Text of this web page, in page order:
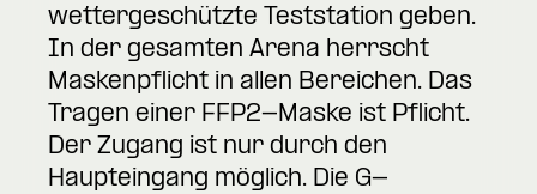
wettergeschützte Teststation geben.
In der gesamten Arena herrscht
Maskenpflicht in allen Bereichen. Das
Tragen einer FFP2-Maske ist Pflicht.
Der Zugang ist nur durch den
Haupteingang möglich. Die G-